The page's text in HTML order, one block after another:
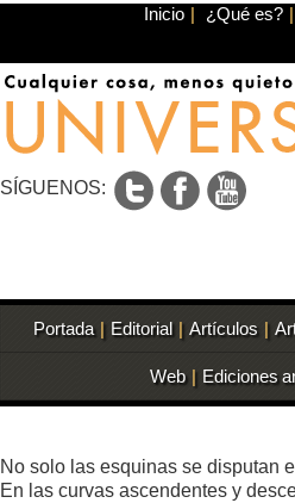
Inicio | ¿Qué es? |
SÍGUENOS:
Portada | Editorial | Artículos |
Web | Ediciones
No solo las esquinas se disputan
En las curvas ascendentes y